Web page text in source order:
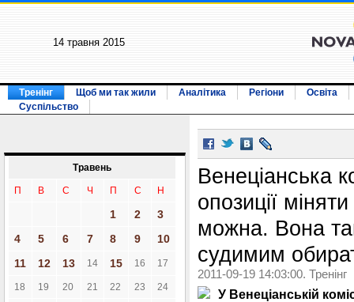
14 травня 2015
Тренінг Щоб ми так жили Аналітика Регіони
Освіта
Суспільство
Травень
П В С Ч П С Н
1 2
3
4
5 6 7 8 9
10
11
12 13 14 15 16 17
18 19 20 21 22 23 24
Венеціанська
опозиції
можна. Вона
судимим
2011-09-19 14:03:00. Тренінг
У Венеціанській